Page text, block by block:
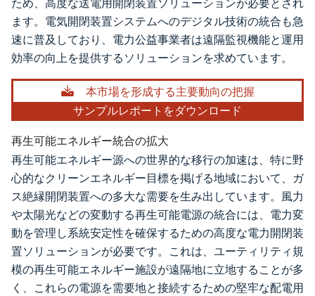
ため、高度な送電用開閉装置ソリューションが必要とされ
ます。電気開閉装置システムへのデジタル技術の統合も急
速に普及しており、電力公益事業者は遠隔監視機能と運用
効率の向上を提供するソリューションを求めています。
本市場を形成する主要動向の把握
サンプルレポートをダウンロード
再生可能エネルギー統合の拡大
再生可能エネルギー源への世界的な移行の加速は、特に野
心的なクリーンエネルギー目標を掲げる地域において、ガ
ス絶縁開閉装置への多大な需要を生み出しています。風力
や太陽光などの変動する再生可能電源の統合には、電力変
動を管理し系統安定性を確保するための高度な電力開閉装
置ソリューションが必要です。これは、ユーティリティ規
模の再生可能エネルギー施設が遠隔地に立地することが多
く、これらの電源を需要地と接続するための堅牢な配電用